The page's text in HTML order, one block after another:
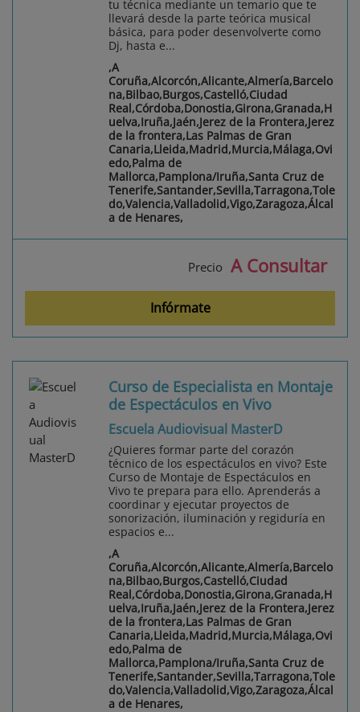
tu técnica mediante un temario que te
llevará desde la parte teórica musical
básica, para poder desenvolverte como
Dj, hasta e...
,A
Coruña,Alcorcón,Alicante,Almería,Barcelo
na,Bilbao,Burgos,Castelló,Ciudad
Real,Córdoba,Donostia,Girona,Granada,H
uelva,Iruña,Jaén,Jerez de la Frontera,Jerez
de la frontera,Las Palmas de Gran
Canaria,Lleida,Madrid,Murcia,Málaga,Ovi
edo,Palma de
Mallorca,Pamplona/Iruña,Santa Cruz de
Tenerife,Santander,Sevilla,Tarragona,Tole
do,Valencia,Valladolid,Vigo,Zaragoza,Álcal
a de Henares,
Precio A Consultar
Infórmate
Curso de Especialista en Montaje
de Espectáculos en Vivo
Escuela Audiovisual MasterD
¿Quieres formar parte del corazón
técnico de los espectáculos en vivo? Este
Curso de Montaje de Espectáculos en
Vivo te prepara para ello. Aprenderás a
coordinar y ejecutar proyectos de
sonorización, iluminación y regiduría en
espacios e...
,A
Coruña,Alcorcón,Alicante,Almería,Barcelo
na,Bilbao,Burgos,Castelló,Ciudad
Real,Córdoba,Donostia,Girona,Granada,H
uelva,Iruña,Jaén,Jerez de la Frontera,Jerez
de la frontera,Las Palmas de Gran
Canaria,Lleida,Madrid,Murcia,Málaga,Ovi
edo,Palma de
Mallorca,Pamplona/Iruña,Santa Cruz de
Tenerife,Santander,Sevilla,Tarragona,Tole
do,Valencia,Valladolid,Vigo,Zaragoza,Álcal
a de Henares,